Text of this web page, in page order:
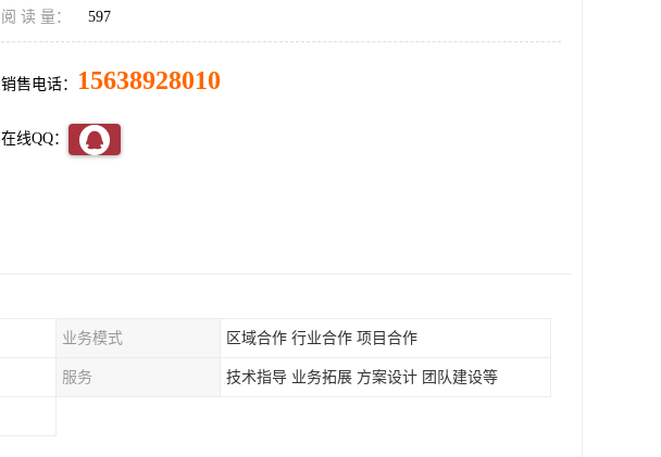
阅 读 量： 597
销售电话： 15638928010
在线QQ：
业务模式 区域合作 行业合作 项目合作
服务 技术指导 业务拓展 方案设计 团队建设等